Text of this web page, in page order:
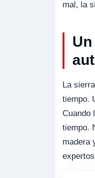
mal, la
La
tiempo.
Cuando
tiempo.
madera